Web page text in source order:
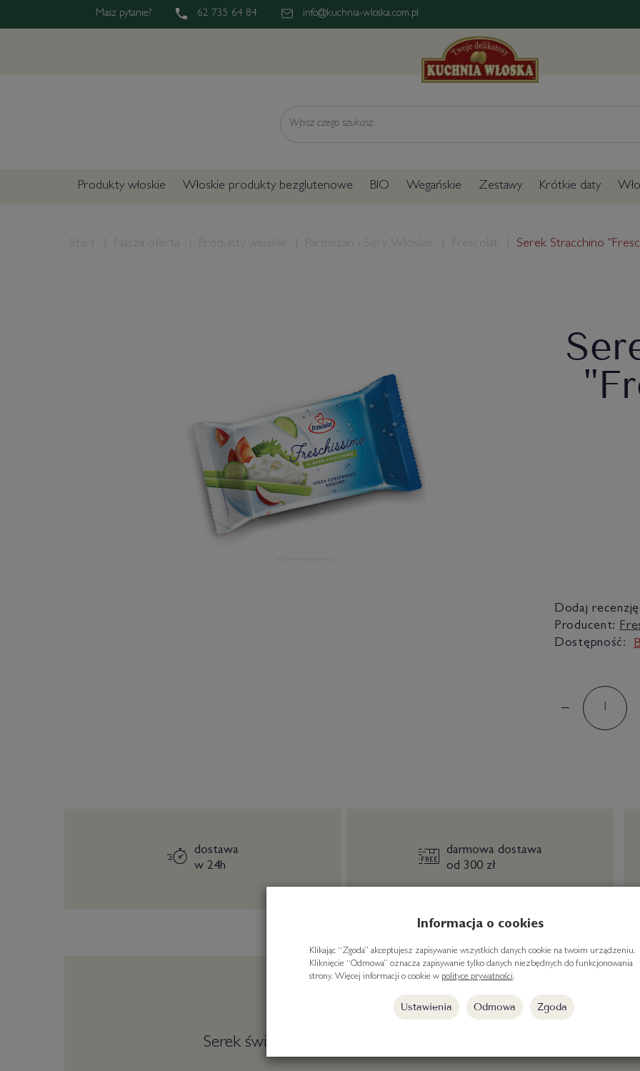
Masz pytanie? 62 735 64 84 info@kuchnia-wloska.com.pl
Produkty włoskie Włoskie produkty bezglutenowe BIO Wegańskie Zestawy Krótkie daty
Start Nasza oferta Produkty włoskie Parmezan i Sery Włoskie Frescolat Serek Stracchino
Dodaj
Producent:
Dostępność:
dostawa
w 24h
darmowa dostawa
od 300 zł
Serek świeży Stracchino Frescolat
Informacja o cookies
Klikając “Zgoda” akceptujesz zapisywanie wszystkich danych cookie na twoim urządzeniu.
Kliknięcie “Odmowa” oznacza zapisywanie tylko danych niezbędnych do funkcjonowania
strony. Więcej informacji o cookie w polityce prywatności.
Ustawienia Odmowa Zgoda